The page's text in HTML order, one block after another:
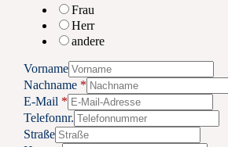
Frau
Herr
andere
Vorname
Nachname *
E-Mail *
Telefonnr.
Straße